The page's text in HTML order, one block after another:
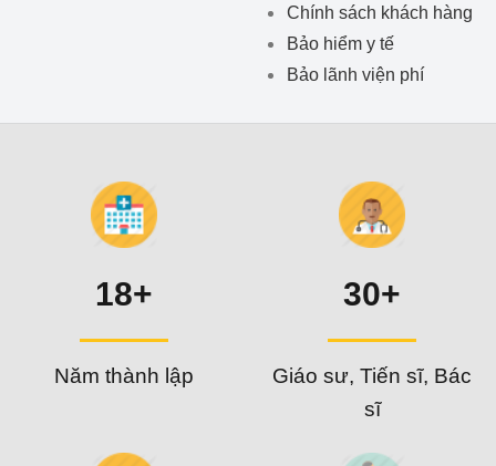
Chính sách khách hàng
Bảo hiểm y tế
Bảo lãnh viện phí
18+
Năm thành lập
30+
Giáo sư, Tiến sĩ, Bác
sĩ